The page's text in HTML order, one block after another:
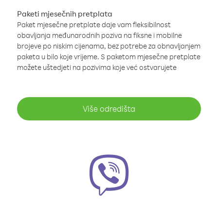
Paketi mjesečnih pretplata
Paket mjesečne pretplate daje vam fleksibilnost
obavljanja međunarodnih poziva na fiksne i mobilne
brojeve po niskim cijenama, bez potrebe za obnavljanjem
paketa u bilo koje vrijeme. S paketom mjesečne pretplate
možete uštedjeti na pozivima koje već ostvarujete
Više odredišta